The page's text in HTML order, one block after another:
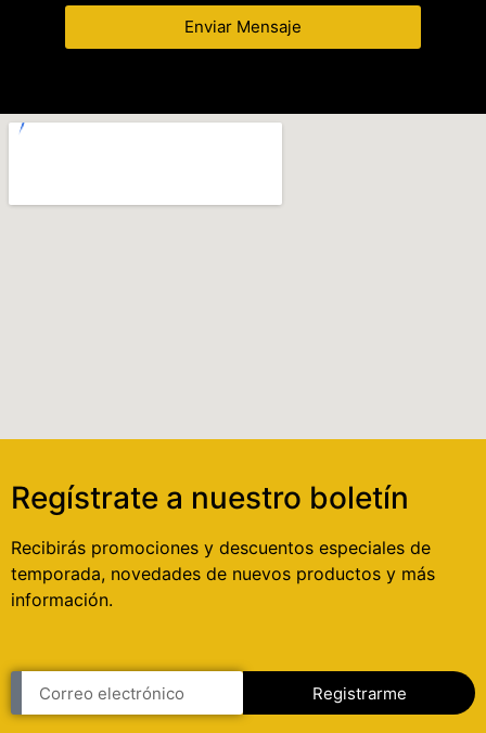
Enviar Mensaje
Regístrate a nuestro boletín
Recibirás promociones y descuentos especiales de
temporada, novedades de nuevos productos y más
información.
Registrarme